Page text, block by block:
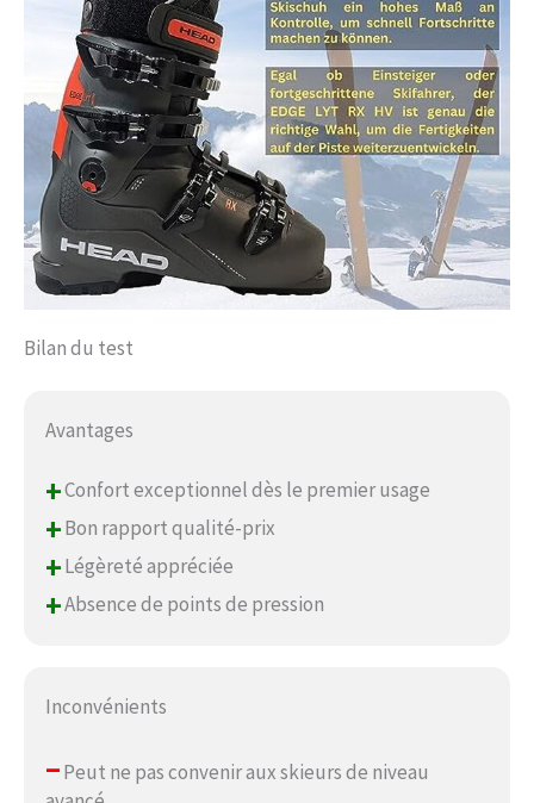
Bilan du test
Avantages
+Confort exceptionnel dès le premier usage
+Bon rapport qualité-prix
+Légèreté appréciée
+Absence de points de pression
Inconvénients
–Peut ne pas convenir aux skieurs de niveau